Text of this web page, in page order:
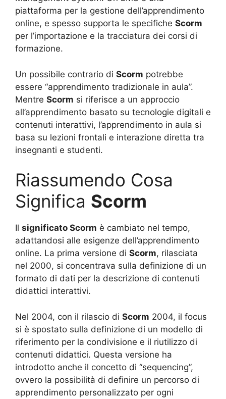
piattaforma per la gestione dell’apprendimento
online, e spesso supporta le specifiche Scorm
per l’importazione e la tracciatura dei corsi di
formazione.
Un possibile contrario di Scorm potrebbe
essere “apprendimento tradizionale in aula”.
Mentre Scorm si riferisce a un approccio
all’apprendimento basato su tecnologie digitali e
contenuti interattivi, l’apprendimento in aula si
basa su lezioni frontali e interazione diretta tra
insegnanti e studenti.
Riassumendo Cosa
Significa Scorm
Il significato Scorm è cambiato nel tempo,
adattandosi alle esigenze dell’apprendimento
online. La prima versione di Scorm, rilasciata
nel 2000, si concentrava sulla definizione di un
formato di dati per la descrizione di contenuti
didattici interattivi.
Nel 2004, con il rilascio di Scorm 2004, il focus
si è spostato sulla definizione di un modello di
riferimento per la condivisione e il riutilizzo di
contenuti didattici. Questa versione ha
introdotto anche il concetto di “sequencing”,
ovvero la possibilità di definire un percorso di
apprendimento personalizzato per ogni